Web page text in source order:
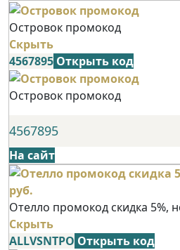
Островок промокод
Скрыть
4567895 Открыть код
Островок промокод
4567895
На сайт
Отелло промокод скидка 5%,
Скрыть
ALLVSNTPO Открыть код